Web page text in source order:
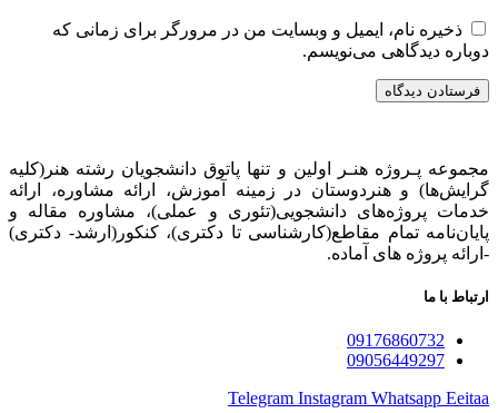
ذخیره نام، ایمیل و وبسایت من در مرورگر برای زمانی که
دوباره دیدگاهی می‌نویسم.
مجموعه پـروژه‌ هنـر اولین و تنها پاتوق دانشجویان رشته هنر(کلیه
گرایش‌ها) و هنردوستان در زمینه آموزش، ارائه‌ مشاوره‌، ارائه
خدمات پروژه‌های‌ دانشجویی(تئوری و عملی)، مشاوره مقاله و
پایان‌نامه تمام مقاطع(کارشناسی تا دکتری)، کنکور(ارشد- دکتری)
-ارائه پروژه های آماده.
ارتباط با ما
09176860732
09056449297
Telegram Instagram Whatsapp Eeitaa